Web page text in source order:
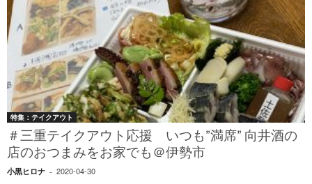
特集：テイクアウト
＃三重テイクアウト応援 いつも”満席” 向井酒の
店のおつまみをお家でも＠伊勢市
小黒ヒロナ - 2020-04-30